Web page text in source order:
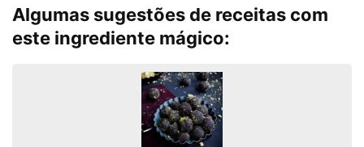
Algumas sugestões de receitas com
este ingrediente mágico: